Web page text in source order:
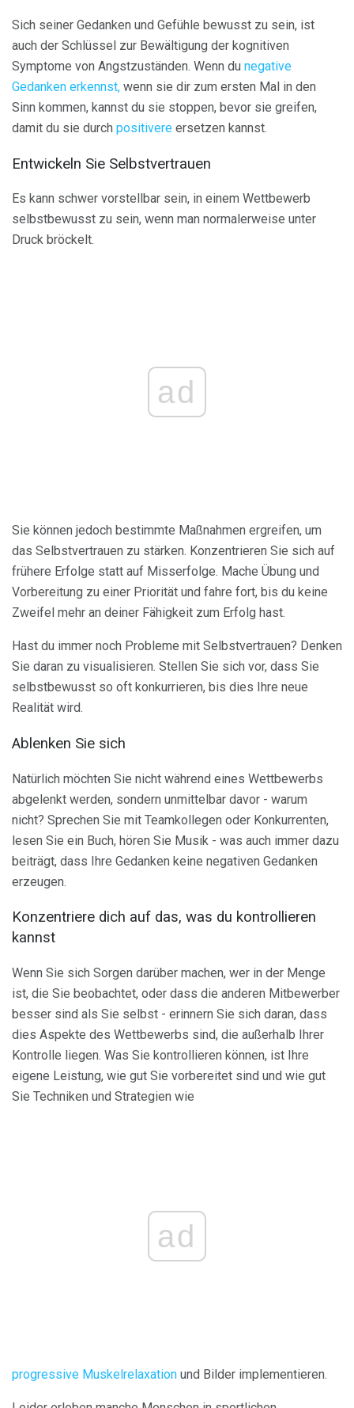
Sich seiner Gedanken und Gefühle bewusst zu sein, ist
auch der Schlüssel zur Bewältigung der kognitiven
Symptome von Angstzuständen. Wenn du negative
Gedanken erkennst, wenn sie dir zum ersten Mal in den
Sinn kommen, kannst du sie stoppen, bevor sie greifen,
damit du sie durch positivere ersetzen kannst.
Entwickeln Sie Selbstvertrauen
Es kann schwer vorstellbar sein, in einem Wettbewerb
selbstbewusst zu sein, wenn man normalerweise unter
Druck bröckelt.
ad
Sie können jedoch bestimmte Maßnahmen ergreifen, um
das Selbstvertrauen zu stärken. Konzentrieren Sie sich auf
frühere Erfolge statt auf Misserfolge. Mache Übung und
Vorbereitung zu einer Priorität und fahre fort, bis du keine
Zweifel mehr an deiner Fähigkeit zum Erfolg hast.
Hast du immer noch Probleme mit Selbstvertrauen? Denken
Sie daran zu visualisieren. Stellen Sie sich vor, dass Sie
selbstbewusst so oft konkurrieren, bis dies Ihre neue
Realität wird.
Ablenken Sie sich
Natürlich möchten Sie nicht während eines Wettbewerbs
abgelenkt werden, sondern unmittelbar davor - warum
nicht? Sprechen Sie mit Teamkollegen oder Konkurrenten,
lesen Sie ein Buch, hören Sie Musik - was auch immer dazu
beiträgt, dass Ihre Gedanken keine negativen Gedanken
erzeugen.
Konzentriere dich auf das, was du kontrollieren
kannst
Wenn Sie sich Sorgen darüber machen, wer in der Menge
ist, die Sie beobachtet, oder dass die anderen Mitbewerber
besser sind als Sie selbst - erinnern Sie sich daran, dass
dies Aspekte des Wettbewerbs sind, die außerhalb Ihrer
Kontrolle liegen. Was Sie kontrollieren können, ist Ihre
eigene Leistung, wie gut Sie vorbereitet sind und wie gut
Sie Techniken und Strategien wie
ad
progressive Muskelrelaxation und Bilder implementieren.